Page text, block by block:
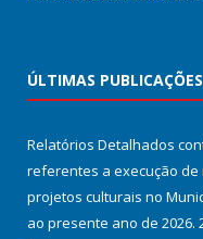
ÚLTIMAS PUBLICAÇÕES
Relatórios Detalhados
referentes a execução
projetos culturais no
ao presente ano de 2026.